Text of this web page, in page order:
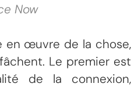
Now
en œuvre de la chose,
Le premier est
de la connexion,